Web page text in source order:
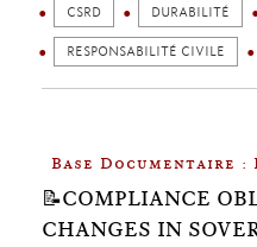
CSRD DURABILITÉ
RESPONSABILITÉ CIVILE
Base Documentaire
📝COMPLIANCE
CHANGES IN